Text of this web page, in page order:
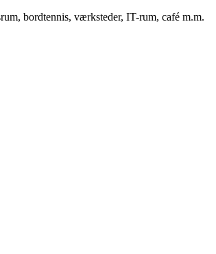
bordtennis, værksteder, IT-rum, café m.m.